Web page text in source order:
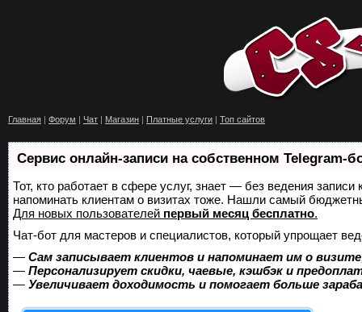
Главная | Форум | Чат | Магазин | Платные услуги | Топ сайтов
Сервис онлайн-записи на собственном Telegram-
Тот, кто работает в сфере услуг, знает — без ведения
напоминать клиентам о визитах тоже. Нашли самый
Для новых пользователей первый месяц бесплатно.
Чат-бот для мастеров и специалистов, который упрощает
— Сам записывает клиентов и напоминает им о
— Персонализирует скидки, чаевые, кэшбэк и
— Увеличивает доходимость и помогает больше